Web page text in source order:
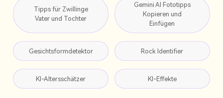
Tipps für Zwillinge
Vater und Tochter
Gemini AI Fototipps
Kopieren und
Einfügen
Gesichtsformdetektor Rock Identifier
KI-Altersschätzer KI-Effekte